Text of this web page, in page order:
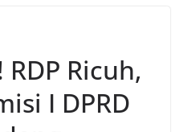
Ricuh,
I DPRD